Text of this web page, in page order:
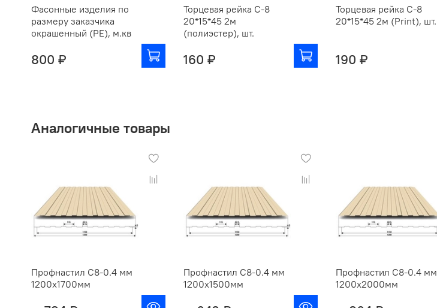
Фасонные изделия по
размеру заказчика
окрашенный (РЕ), м.кв
800 ₽
Торцевая рейка С-8
20*15*45 2м
(полиэстер), шт.
160 ₽
Торцевая рейка С-8
20*15*45 2м (Print), шт.
190 ₽
Аналогичные товары
Профнастил С8-0.4 мм
1200х1700мм
Профнастил С8-0.4 мм
1200х1500мм
Профнастил С8-0.4 мм
1200х2000мм